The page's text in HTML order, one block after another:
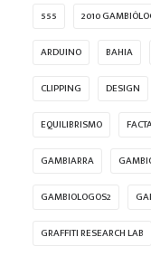
555 2010
ARDUINO BAHIA
CLIPPING DESIGN
EQUILIBRISMO
GAMBIARRA
GAMBIOLOGOS2
GRAFFITI RESEARCH LAB